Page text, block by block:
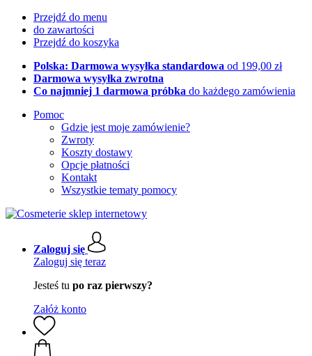
Przejdź do menu
do zawartości
Przejdź do koszyka
Polska: Darmowa wysyłka standardowa od 199,00 zł
Darmowa wysyłka zwrotna
Co najmniej 1 darmowa próbka do każdego zamówienia
Pomoc
Gdzie jest moje zamówienie?
Zwroty
Koszty dostawy
Opcje płatności
Kontakt
Wszystkie tematy pomocy
Zaloguj się
Zaloguj się teraz
Jesteś tu po raz pierwszy?
Załóż konto